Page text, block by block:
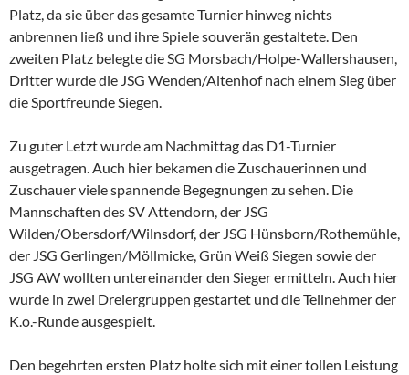
Platz, da sie über das gesamte Turnier hinweg nichts
anbrennen ließ und ihre Spiele souverän gestaltete. Den
zweiten Platz belegte die SG Morsbach/Holpe-Wallershausen,
Dritter wurde die JSG Wenden/Altenhof nach einem Sieg über
die Sportfreunde Siegen.
Zu guter Letzt wurde am Nachmittag das D1-Turnier
ausgetragen. Auch hier bekamen die Zuschauerinnen und
Zuschauer viele spannende Begegnungen zu sehen. Die
Mannschaften des SV Attendorn, der JSG
Wilden/Obersdorf/Wilnsdorf, der JSG Hünsborn/Rothemühle,
der JSG Gerlingen/Möllmicke, Grün Weiß Siegen sowie der
JSG AW wollten untereinander den Sieger ermitteln. Auch hier
wurde in zwei Dreiergruppen gestartet und die Teilnehmer der
K.o.-Runde ausgespielt.
Den begehrten ersten Platz holte sich mit einer tollen Leistung